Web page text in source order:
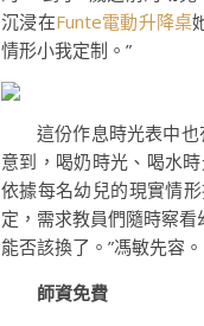
沉浸在Funte電動升降桌
情形小我定制。”
這份作息時光表中也
意到，喝奶時光、喝水
依據每名幼兒的現實情
定，需求教員們隨時察
能否該換了。”馮敏先容。
師資免費